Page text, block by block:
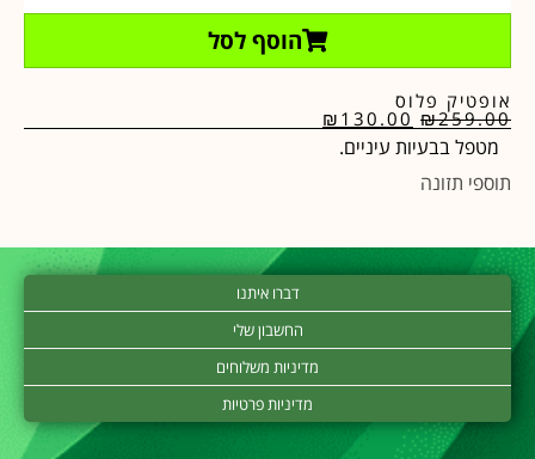
הוסף לסל
אופטיק פלוס
₪259.00
₪ 130.00
מטפל בבעיות עיניים.
תוספי תזונה
דברו איתנו
החשבון שלי
מדיניות משלוחים
מדיניות פרטיות